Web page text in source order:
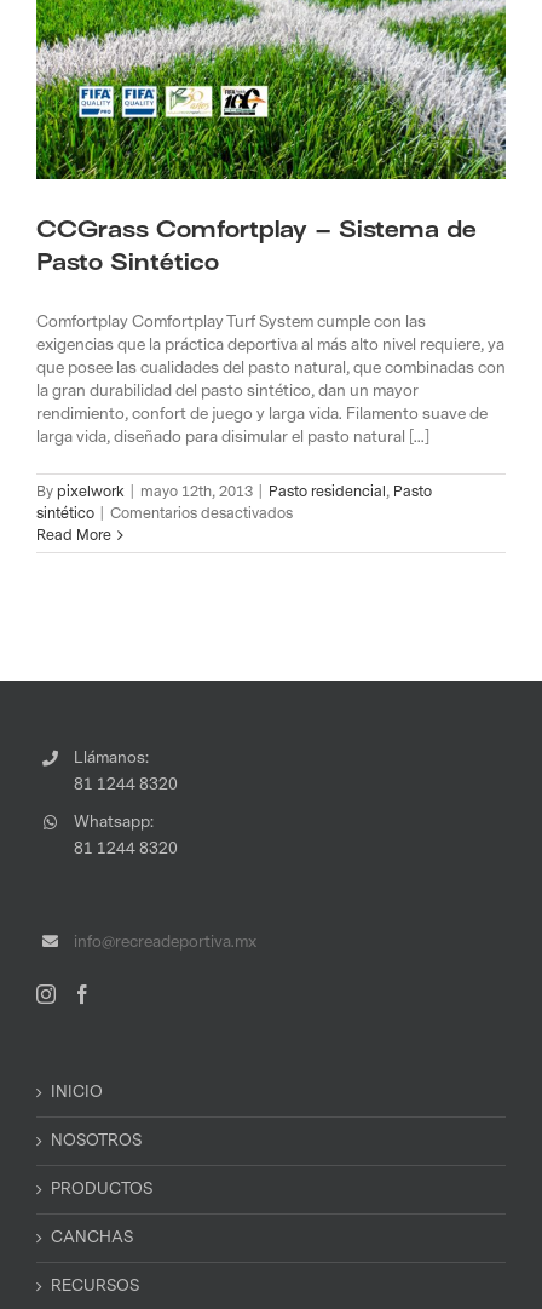
CCGrass Comfortplay – Sistema de
Pasto Sintético
Comfortplay Comfortplay Turf System cumple con las
exigencias que la práctica deportiva al más alto nivel requiere, ya
que posee las cualidades del pasto natural, que combinadas con
la gran durabilidad del pasto sintético, dan un mayor
rendimiento, confort de juego y larga vida. Filamento suave de
larga vida, diseñado para disimular el pasto natural [...]
By pixelwork mayo 12th, 2013 Pasto residencial, Pasto
sintético
Comentarios desactivadosen
Comfortplay
Read More
Llámanos:
81 1244 8320
Whatsapp:
81 1244 8320
info@recreadeportiva.mx
INICIO
NOSOTROS
PRODUCTOS
CANCHAS
RECURSOS